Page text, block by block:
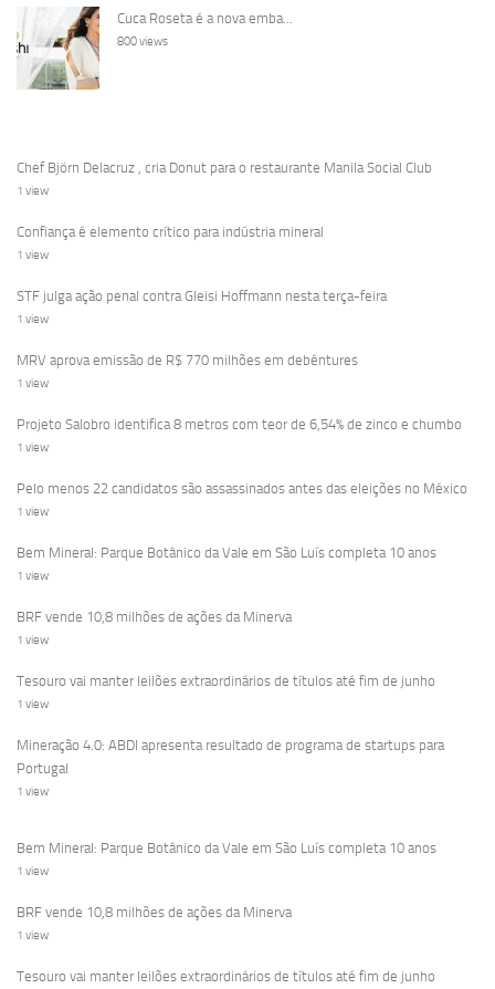
Cuca Roseta é a nova emba...
800 views
Chef Björn Delacruz , cria Donut para o restaurante Manila Social Club
1 view
Confiança é elemento crítico para indústria mineral
1 view
STF julga ação penal contra Gleisi Hoffmann nesta terça-feira
1 view
MRV aprova emissão de R$ 770 milhões em debêntures
1 view
Projeto Salobro identifica 8 metros com teor de 6,54% de zinco e chumbo
1 view
Pelo menos 22 candidatos são assassinados antes das eleições no México
1 view
Bem Mineral: Parque Botânico da Vale em São Luís completa 10 anos
1 view
BRF vende 10,8 milhões de ações da Minerva
1 view
Tesouro vai manter leilões extraordinários de títulos até fim de junho
1 view
Mineração 4.0: ABDI apresenta resultado de programa de startups para
Portugal
1 view
Bem Mineral: Parque Botânico da Vale em São Luís completa 10 anos
1 view
BRF vende 10,8 milhões de ações da Minerva
1 view
Tesouro vai manter leilões extraordinários de títulos até fim de junho